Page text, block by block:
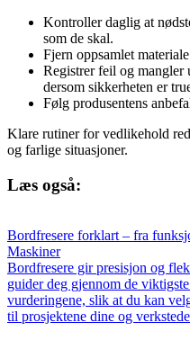
Kontroller daglig at
som de skal.
Fjern oppsamlet
Registrer feil og mangler
dersom sikkerheten er
Følg produsentens
Klare rutiner for vedlikehold
og farlige situasjoner.
Læs også:
Bordfresere forklart – fra
Maskiner
Bordfresere gir presisjon og
guider deg gjennom de
vurderingene, slik at du kan
til prosjektene dine og